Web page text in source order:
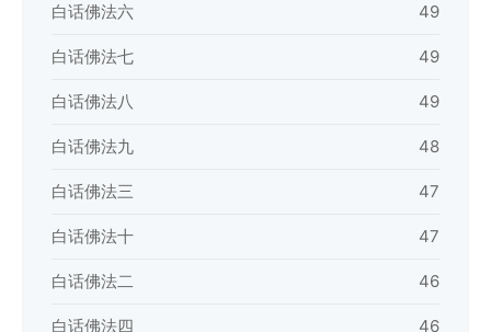
白话佛法六 49
白话佛法七 49
白话佛法八 49
白话佛法九 48
白话佛法三 47
白话佛法十 47
白话佛法二 46
白话佛法四 46